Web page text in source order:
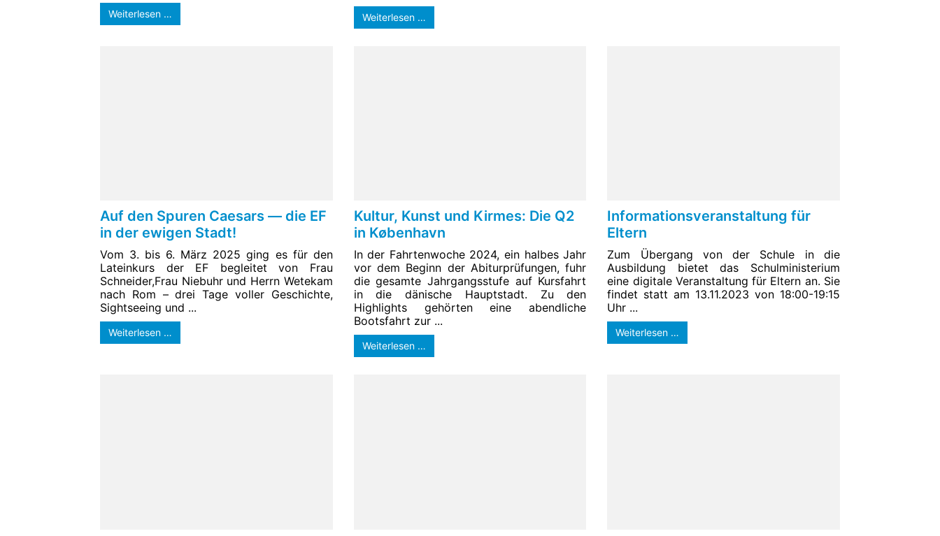
Weiterlesen … Weiterlesen …
Auf den Spuren Caesars — die EF
in der ewigen Stadt!
Vom 3. bis 6. März 2025 ging es für den
Lateinkurs der EF begleitet von Frau
Schneider,Frau Niebuhr und Herrn Wetekam
nach Rom – drei Tage voller Geschichte,
Sightseeing und ...
Weiterlesen …
Kultur, Kunst und Kirmes: Die Q2
in København
In der Fahrtenwoche 2024, ein halbes Jahr
vor dem Beginn der Abiturprüfungen, fuhr
die gesamte Jahrgangsstufe auf Kursfahrt
in die dänische Hauptstadt. Zu den
Highlights gehörten eine abendliche
Bootsfahrt zur ...
Weiterlesen …
Informationsveranstaltung für
Eltern
Zum Übergang von der Schule in die
Ausbildung bietet das Schulministerium
eine digitale Veranstaltung für Eltern an. Sie
findet statt am 13.11.2023 von 18:00-19:15
Uhr ...
Weiterlesen …